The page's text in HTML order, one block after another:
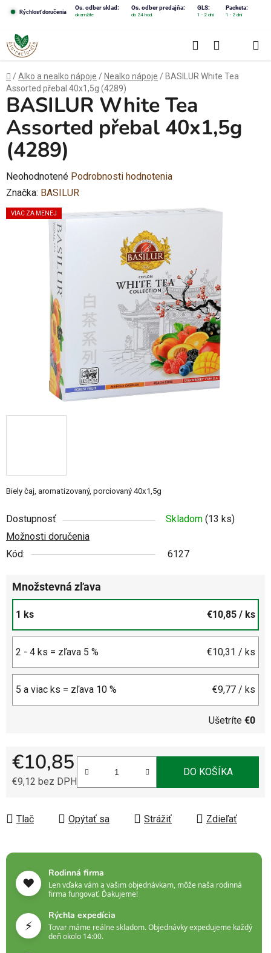
obsah
Rýchlosť doručenia
Os. odber sklad: Os. odber predajňa: GLS: Packeta:
okamžite do 24 hod. 1 - 2 dni 1 - 2 dni
Hľadať
KOŠÍK
Domov
/Alko a nealko nápoje / Nealko nápoje / BASILUR White Tea
Assorted přebal 40x1,5g (4289)
Biely čaj, aromatizovaný, porciovaný 40x1,5g
Dostupnosť Skladom (13 ks)
Možnosti doručenia
Kód:
6127
Množstevná zľava
1 ks €10,85 / ks
2 - 4 ks = zľava 5 % €10,31 / ks
5 a viac ks = zľava 10 % €9,77 / ks
Ušetríte €0
€10,85
€9,12 bez DPH
DO KOŠÍKA
Tlač Opýtať sa Strážiť Zdieľať
BASILUR White Tea
Assorted přebal 40x1,5g
(4289)
Priemerné
hodnotenie
produktu
hviezdičiek.
Neohodnotené Podrobnosti hodnotenia
Značka: BASILUR
VIAC ZA MENEJ
❤️
Rodinná firma
Len vďaka vám a vašim objednávkam, môže naša rodinná
firma fungovať. Ďakujeme!
⚡
Rýchla expedícia
Tovar máme reálne skladom. Objednávky expedujeme každý
deň okolo 14:00.